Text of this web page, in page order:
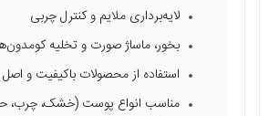
لایه‌برداری ملایم و کنترل چربی
بخور، ماساژ صورت و تخلیه
استفاده از محصولات باکیفیت و اصل
مناسب انواع پوست (خشک، چرب،